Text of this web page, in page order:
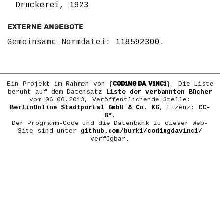
Druckerei, 1923
Externe Angebote
Gemeinsame Normdatei: 118592300 .
Ein Projekt im Rahmen von {COD1NG DA V1NC1}. Die Liste
beruht auf dem Datensatz
Liste der verbannten Bücher
vom 06.06.2013, Veröffentlichende Stelle:
BerlinOnline Stadtportal GmbH & Co. KG, Lizenz: CC-
BY.
Der Programm-Code und die Datenbank zu dieser Web-
Site sind unter github.com/burki/codingdavinci/
verfügbar.